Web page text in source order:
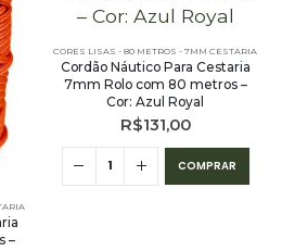
–
CORES LISAS - 80 METROS - 7MM CESTARIA
Cordão Náutico Para Cestaria
7mm Rolo com 80 metros –
Cor: Azul Royal
R$131,00
COMPRAR